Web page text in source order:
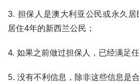
3. 担保人是澳大利亚公民或永久
居住4年的新西兰公民；
4. 如果之前做过担保人，已经满足
5. 没有不利信息，除非这些信息是